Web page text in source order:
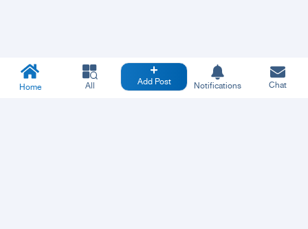
Home All Add Post Notifications Chat